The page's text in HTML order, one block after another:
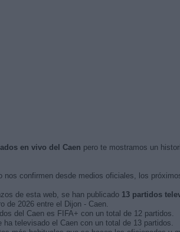
en vivo del Caen pero te mostramos un
nos confirmen desde medios oficiales, los
de esta web, se han publicado 13 partidos
de 2026 entre el Dijon - Caen.
del Caen es FIFA+ con un total de 12 partidos.
televisado el Caen con un total de 13 partidos.